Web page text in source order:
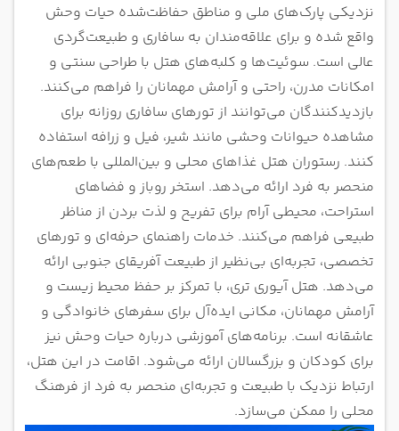
نزدیکی پارک‌های ملی و مناطق حفاظت‌شده حیات وحش
واقع شده و برای علاقه‌مندان به سافاری و طبیعت‌گردی
عالی است. سوئیت‌ها و کلبه‌های هتل با طراحی سنتی و
امکانات مدرن، راحتی و آرامش مهمانان را فراهم می‌کنند.
بازدیدکنندگان می‌توانند از تورهای سافاری روزانه برای
مشاهده حیوانات وحشی مانند شیر، فیل و زرافه استفاده
کنند. رستوران هتل غذاهای محلی و بین‌المللی با طعم‌های
منحصر به فرد ارائه می‌دهد. استخر روباز و فضاهای
استراحت، محیطی آرام برای تفریح و لذت بردن از مناظر
طبیعی فراهم می‌کنند. خدمات راهنمای حرفه‌ای و تورهای
تخصصی، تجربه‌ای بی‌نظیر از طبیعت آفریقای جنوبی ارائه
می‌دهد. هتل آیوری تری، با تمرکز بر حفظ محیط زیست و
آرامش مهمانان، مکانی ایده‌آل برای سفرهای خانوادگی و
عاشقانه است. برنامه‌های آموزشی درباره حیات وحش نیز
برای کودکان و بزرگسالان ارائه می‌شود. اقامت در این هتل،
ارتباط نزدیک با طبیعت و تجربه‌ای منحصر به فرد از فرهنگ
محلی را ممکن می‌سازد.